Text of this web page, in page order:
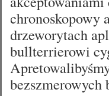
chronoskopowy
drzeworytach
bullterrierowi